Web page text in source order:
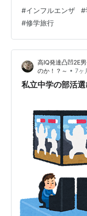
生の全範囲なので
向で教えている 今
そしてインフルエ
なんでこの時間に
閉鎖 だから朝から
インフルA・…
#インフルエンザ #
#修学旅行
高IQ発達凸凹2E
のか！？～ • 7ヶ
私立中学の部活